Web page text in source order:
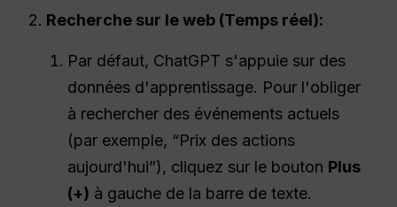
Recherche sur le web (Temps réel):
Par défaut, ChatGPT s'appuie sur des
données d'apprentissage. Pour l'obliger
à rechercher des événements actuels
(par exemple, “Prix des actions
aujourd'hui”), cliquez sur le bouton Plus
(+) à gauche de la barre de texte.